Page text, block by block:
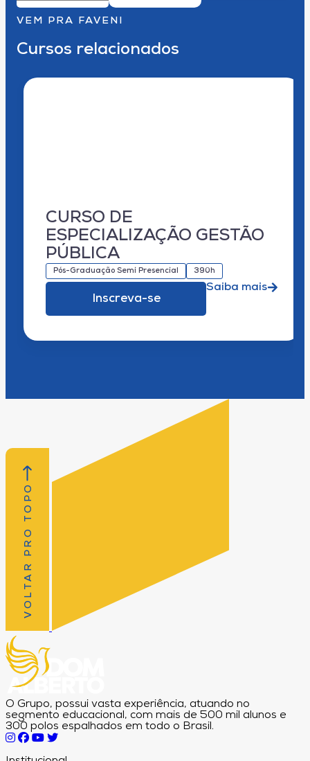
VEM PRA FAVENI
Cursos relacionados
CURSO DE
ESPECIALIZAÇÃO GESTÃO
PÚBLICA
Pós-Graduação Semi Presencial 390h
Inscreva-se
Saiba mais
VOLTAR PRO TOPO
O Grupo, possui vasta experiência, atuando no
segmento educacional, com mais de 500 mil alunos e
300 polos espalhados em todo o Brasil.